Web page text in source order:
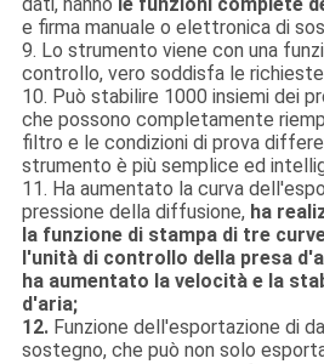
dati, hanno le funzioni complete
e firma manuale o elettronica di
9. Lo strumento viene con una
controllo, vero soddisfa le
10. Può stabilire 1000 insiemi dei
che possono completamente
filtro e le condizioni di prova
strumento è più semplice ed
11. Ha aumentato la curva
pressione della diffusione, ha
la funzione di stampa di tre
l'unità di controllo della presa
ha aumentato la velocità e la
d'aria;
12. Funzione dell'esportazione di
sostegno, che può non solo